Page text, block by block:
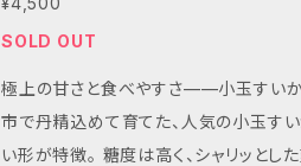
SOLD OUT
極上の甘さと食べやすさ——小玉すいか【姫まくら】のご案内 夏の
市で丹精込めて育てた、人気の小玉すいか「姫まくら」。 その名の通り、楕円
い形が特徴。 糖度は高く、シャリッとした